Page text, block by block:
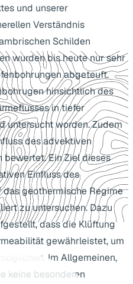
und unserer
Verständnis
Schilden
wurden bis heute nur sehr
abgeteuft.
hinsichtlich des
in tiefer
untersucht worden. Zudem
des advektiven
bewertet. Ein Ziel dieses
Einfluss des
geothermische Regime
zu untersuchen. Dazu
dass die Klüftung
gewährleistet, um
Im Allgemeinen,
keine besonderen